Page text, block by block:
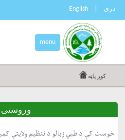
English دری
menu
کور پاڼه
وروستی
خوست کې د طبي زبالو د تنظیم ولایتي